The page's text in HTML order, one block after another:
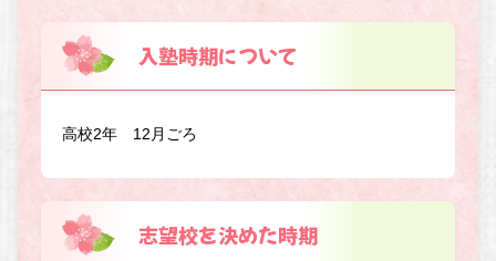
入塾時期について
高校2年 12月ごろ
志望校を決めた時期